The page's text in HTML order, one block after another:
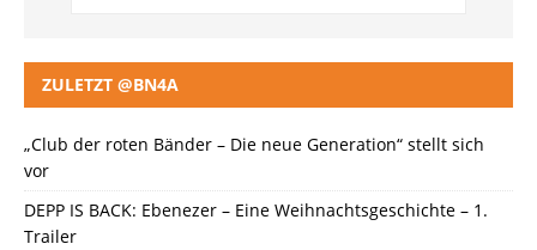
ZULETZT @BN4A
„Club der roten Bänder – Die neue Generation“ stellt sich
vor
DEPP IS BACK: Ebenezer – Eine Weihnachtsgeschichte – 1.
Trailer